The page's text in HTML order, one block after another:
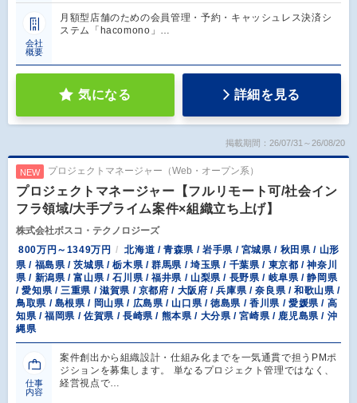
会社
概要
月額型店舗のための会員管理・予約・キャッシュレス決済シ
ステム「hacomono」…
気になる 詳細を見る
掲載期間：26/07/31～26/08/20
NEW プロジェクトマネージャー（Web・オープン系）
プロジェクトマネージャー【フルリモート可/社会イン
フラ領域/大手プライム案件×組織立ち上げ】
株式会社ボスコ・テクノロジーズ
800万円～1349万円
北海道 / 青森県 / 岩手県 / 宮城県 / 秋田県 / 山形
県 / 福島県 / 茨城県 / 栃木県 / 群馬県 / 埼玉県 / 千葉県 / 東京都 / 神奈川
県 / 新潟県 / 富山県 / 石川県 / 福井県 / 山梨県 / 長野県 / 岐阜県 / 静岡県
/ 愛知県 / 三重県 / 滋賀県 / 京都府 / 大阪府 / 兵庫県 / 奈良県 / 和歌山県 /
鳥取県 / 島根県 / 岡山県 / 広島県 / 山口県 / 徳島県 / 香川県 / 愛媛県 / 高
知県 / 福岡県 / 佐賀県 / 長崎県 / 熊本県 / 大分県 / 宮崎県 / 鹿児島県 / 沖
縄県
仕事
内容
案件創出から組織設計・仕組み化までを一気通貫で担うPMポ
ジションを募集します。 単なるプロジェクト管理ではなく、
経営視点で…